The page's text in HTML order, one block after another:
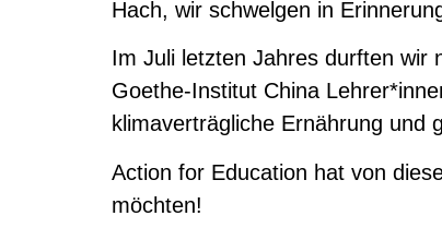
Hach, wir schwelgen in
Im Juli letzten Jahres durften wir
Goethe-Institut China
klimaverträgliche Ernährung und
Action for Education hat von
möchten!